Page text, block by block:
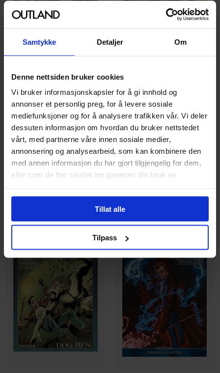
Samtykke Detaljer Om
Denne nettsiden bruker cookies
Vi bruker informasjonskapsler for å gi innhold og
annonser et personlig preg, for å levere sosiale
mediefunksjoner og for å analysere trafikken vår. Vi deler
dessuten informasjon om hvordan du bruker nettstedet
vårt, med partnerne våre innen sosiale medier,
annonsering og analysearbeid, som kan kombinere den
med annen informasjon du har gjort tilgjengelig for dem,
eller som de har samlet inn gjennom din bruk av
Tillat alle
Tilpass
Jim Butcher's Dresden
Files: Wild Card
Carlos Gomez,Jim Butcher,Mark Powers
Series Omnibus
Hardcover · Engelsk
Jim Butcher's The Dresden
Files Omnibus Volume 2
Carlos Gomez
The Dresden Files Graphic
NovelsVol. 2
Paperback · Engelsk
279
Ikke på nettlager
449 00
Ikke på nettlager